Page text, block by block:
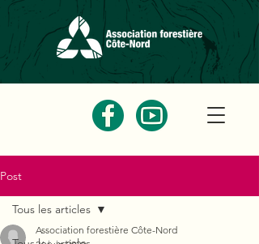
Post
Tous les articles
Association forestière Côte-Nord